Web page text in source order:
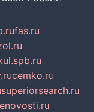
fas.ru
cemko.ru
superiorsearch.ru